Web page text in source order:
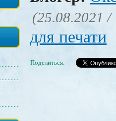
(25.08.2021 /
для печати
Поделиться: